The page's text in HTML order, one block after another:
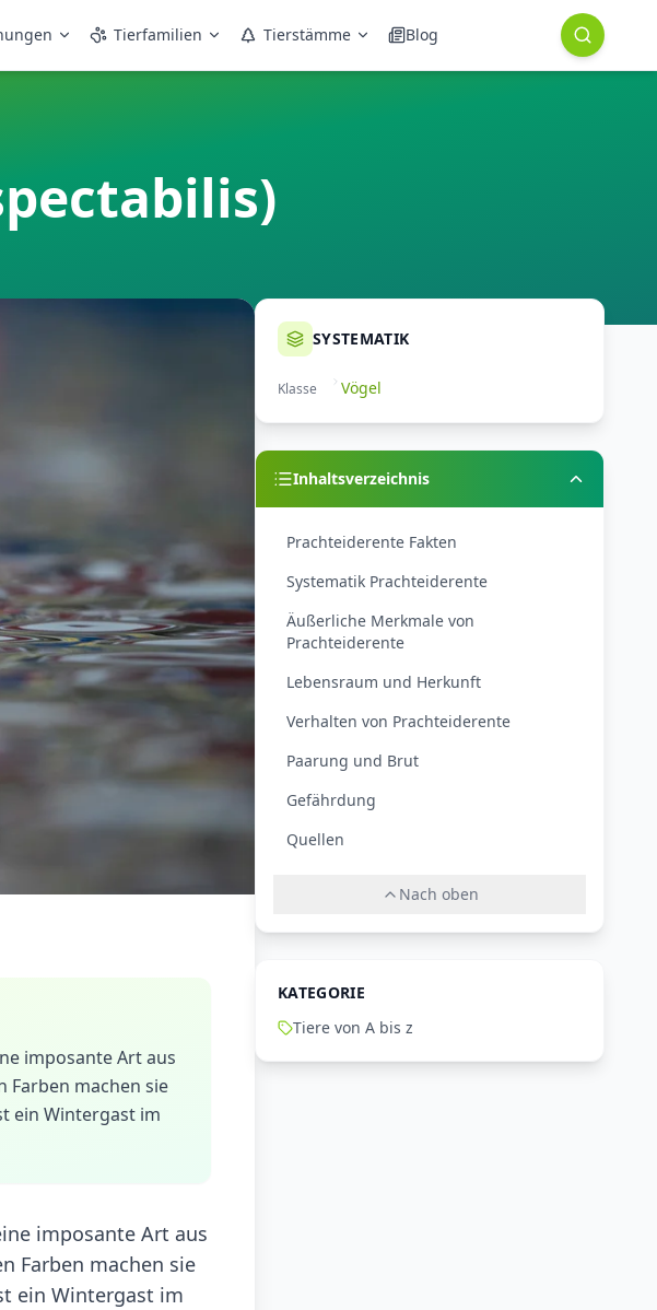
Tierfamilien Tierstämme Blog
imposante Art aus
Farben machen sie
ein Wintergast im
imposante Art aus
Farben machen sie
ein Wintergast im
SYSTEMATIK
Klasse Vögel
Inhaltsverzeichnis
Prachteiderente Fakten
Systematik Prachteiderente
Äußerliche Merkmale von
Prachteiderente
Lebensraum und Herkunft
Verhalten von Prachteiderente
Paarung und Brut
Gefährdung
Quellen
Nach oben
KATEGORIE
Tiere von A bis z